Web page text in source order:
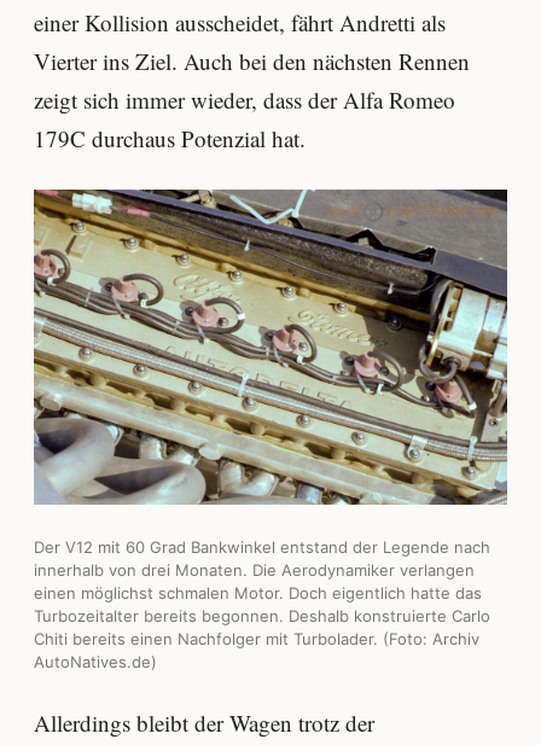
einer Kollision ausscheidet, fährt Andretti als
Vierter ins Ziel. Auch bei den nächsten Rennen
zeigt sich immer wieder, dass der Alfa Romeo
179C durchaus Potenzial hat.
Der V12 mit 60 Grad Bankwinkel entstand der Legende nach
innerhalb von drei Monaten. Die Aerodynamiker verlangen
einen möglichst schmalen Motor. Doch eigentlich hatte das
Turbozeitalter bereits begonnen. Deshalb konstruierte Carlo
Chiti bereits einen Nachfolger mit Turbolader. (Foto: Archiv
AutoNatives.de)
Allerdings bleibt der Wagen trotz der